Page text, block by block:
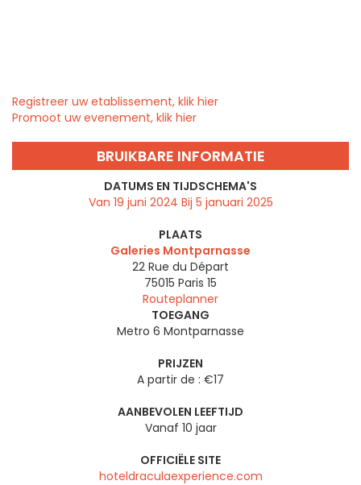
Registreer uw etablissement, klik hier
Promoot uw evenement, klik hier
BRUIKBARE INFORMATIE
DATUMS EN TIJDSCHEMA'S
Van 19 juni 2024 Bij 5 januari 2025
PLAATS
Galeries Montparnasse
22 Rue du Départ
75015 Paris 15
Routeplanner
TOEGANG
Metro 6 Montparnasse
PRIJZEN
A partir de : €17
AANBEVOLEN LEEFTIJD
Vanaf 10 jaar
OFFICIËLE SITE
hoteldraculaexperience.com